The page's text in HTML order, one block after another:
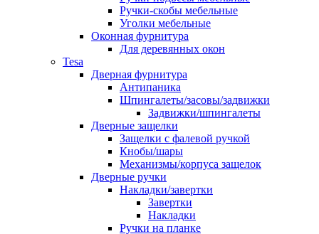
Ручки-скобы мебельные
Уголки мебельные
Оконная фурнитура
Для деревянных окон
Tesa
Дверная фурнитура
Антипаника
Шпингалеты/засовы/задвижки
Задвижки/шпингалеты
Дверные защелки
Защелки с фалевой ручкой
Кнобы/шары
Механизмы/корпуса защелок
Дверные ручки
Накладки/завертки
Завертки
Накладки
Ручки на планке